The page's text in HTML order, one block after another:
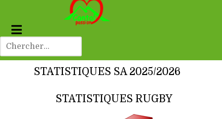
STATISTIQUES SA 2025/2026
STATISTIQUES RUGBY